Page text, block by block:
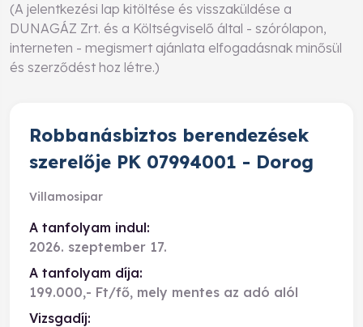
(A jelentkezési lap kitöltése és visszaküldése a
DUNAGÁZ Zrt. és a Költségviselő által - szórólapon,
interneten - megismert ajánlata elfogadásnak minősül
és szerződést hoz létre.)
Robbanásbiztos berendezések
szerelője PK 07994001 - Dorog
Villamosipar
A tanfolyam indul:
2026. szeptember 17.
A tanfolyam díja:
199.000,- Ft/fő, mely mentes az adó alól
Vizsgadíj: